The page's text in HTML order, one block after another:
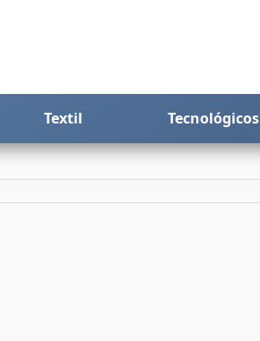
Textil Tecnológicos